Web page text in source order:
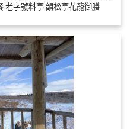
老字號料亭 韻松亭花籠御膳